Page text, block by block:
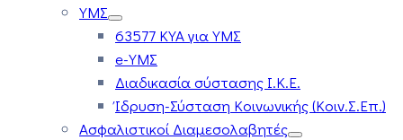
ΥΜΣ
63577 ΚΥΑ για ΥΜΣ
e-ΥΜΣ
Διαδικασία σύστασης Ι.Κ.Ε.
Ίδρυση-Σύσταση Κοινωνικής (Κοιν.Σ.Επ.)
Ασφαλιστικοί Διαμεσολαβητές